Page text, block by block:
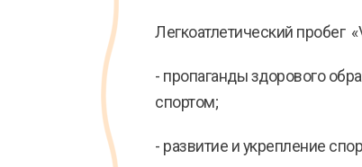
Легкоатлетический пробег
- пропаганды здорового
спортом;
- развитие и укрепление